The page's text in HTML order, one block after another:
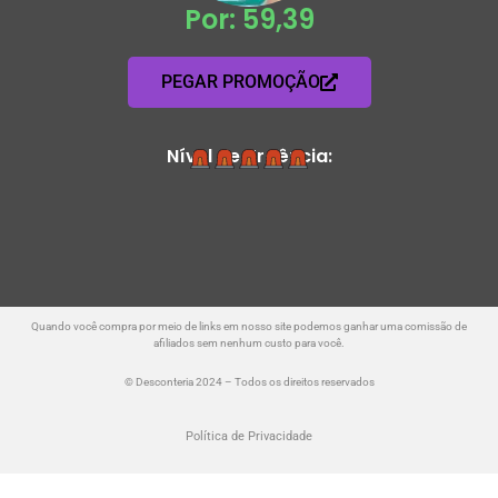
Por: 59,39
PEGAR PROMOÇÃO
Nível de Urgência:
Quando você compra por meio de links em nosso site podemos ganhar uma comissão de
afiliados sem nenhum custo para você.
© Desconteria 2024 – Todos os direitos reservados
Política de Privacidade